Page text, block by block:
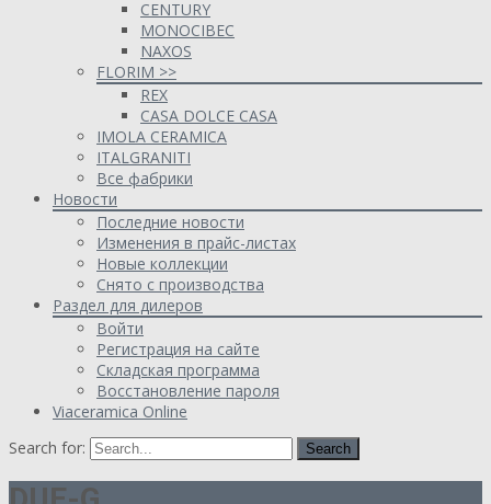
CENTURY
MONOCIBEC
NAXOS
FLORIM >>
REX
CASA DOLCE CASA
IMOLA CERAMICA
ITALGRANITI
Все фабрики
Новости
Последние новости
Изменения в прайс-листах
Новые коллекции
Снято с производства
Раздел для дилеров
Войти
Регистрация на сайте
Складская программа
Восстановление пароля
Viaceramica Online
Search for: